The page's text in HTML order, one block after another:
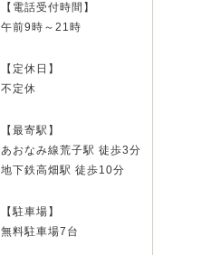
【電話受付時間】
午前9時～21時
【定休日】
不定休
【最寄駅】
あおなみ線荒子駅 徒歩3分
地下鉄高畑駅 徒歩10分
【駐車場】
無料駐車場7台